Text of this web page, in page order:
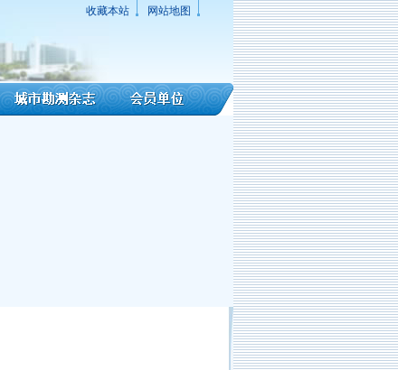
收藏本站 网站地图